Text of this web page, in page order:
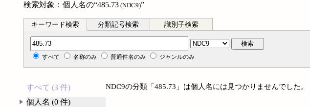
検索対象：個人名の“485.73 (NDC9)”
キーワード検索 分類記号検索 識別子検索
分類記号検索 検索
すべて 名称のみ 普通件名のみ ジャンルのみ
すべて (3 件)
個人名 (0 件)
NDC9の分類「485.73」は個人名には見つかりませんでした。